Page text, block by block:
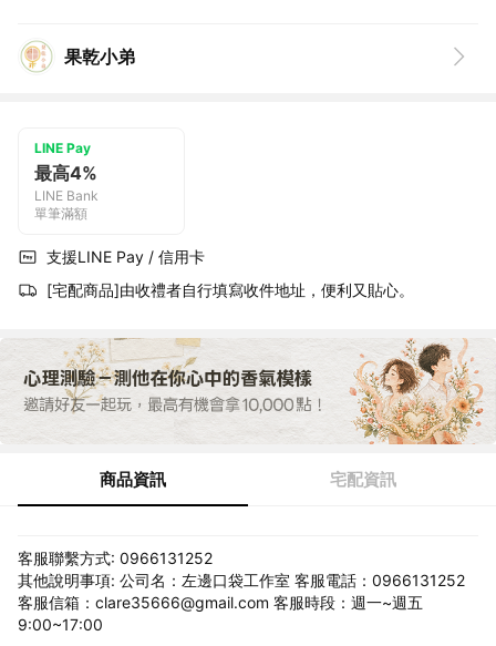
果乾小弟
LINE Pay
最高4%
LINE Bank
單筆滿額
支援LINE Pay / 信用卡
[宅配商品]由收禮者自行填寫收件地址，便利又貼心。
商品資訊 宅配資訊
客服聯繫方式: 0966131252
其他說明事項: 公司名：左邊口袋工作室 客服電話：0966131252
客服信箱：clare35666@gmail.com 客服時段：週一~週五
9:00~17:00